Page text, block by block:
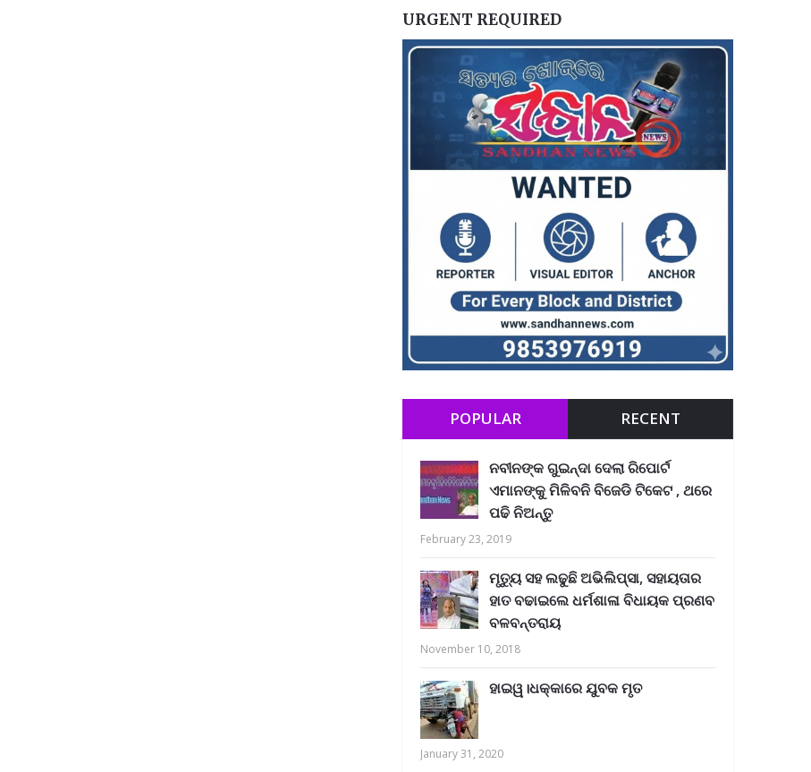
URGENT REQUIRED
POPULAR RECENT
ନବୀନଙ୍କ ଗୁଇନ୍ଦା ଦେଲା ରିପୋର୍ଟ
ଏମାନଙ୍କୁ ମିଳିବନି ବିଜେଡି ଟିକେଟ , ଥରେ
ପଢି ନିଅନ୍ତୁ
February 23, 2019
ମୃତ୍ୟୁ ସହ ଲଢୁଛି ଅଭିଲିପ୍ସା, ସହାୟତାର
ହାତ ବଢାଇଲେ ଧର୍ମଶାଳା ବିଧାୟକ ପ୍ରଣବ
ବଳବନ୍ତରାୟ
November 10, 2018
ହାଇୱ।ଧକ୍କାରେ ଯୁବକ ମୃତ
January 31, 2020